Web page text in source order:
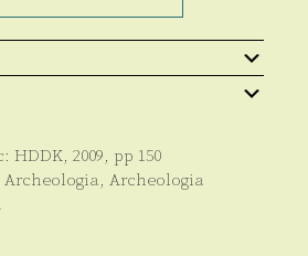
HDDK, 2009, pp 150
Archeologia, Archeologia